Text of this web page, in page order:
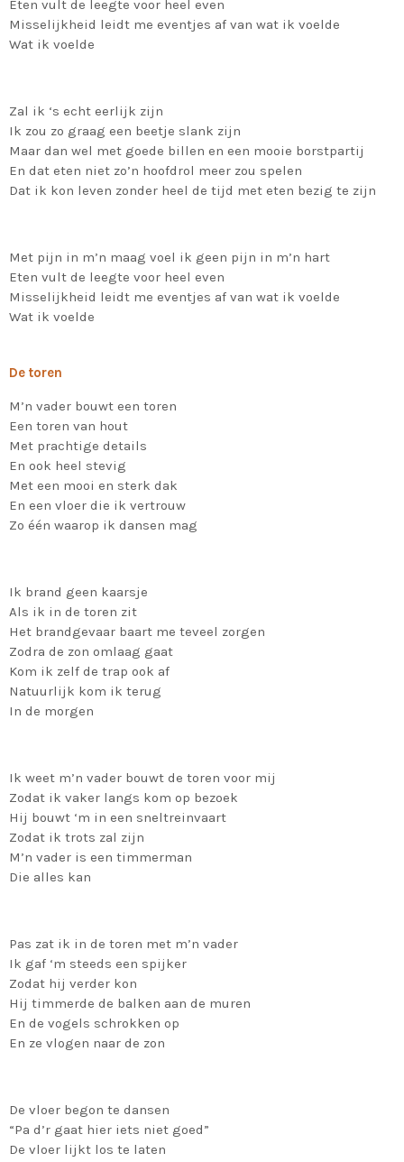
Eten vult de leegte voor heel even
Misselijkheid leidt me eventjes af van wat ik voelde
Wat ik voelde
Zal ik ‘s echt eerlijk zijn
Ik zou zo graag een beetje slank zijn
Maar dan wel met goede billen en een mooie borstpartij
En dat eten niet zo’n hoofdrol meer zou spelen
Dat ik kon leven zonder heel de tijd met eten bezig te zijn
Met pijn in m’n maag voel ik geen pijn in m’n hart
Eten vult de leegte voor heel even
Misselijkheid leidt me eventjes af van wat ik voelde
Wat ik voelde
De toren
M’n vader bouwt een toren
Een toren van hout
Met prachtige details
En ook heel stevig
Met een mooi en sterk dak
En een vloer die ik vertrouw
Zo één waarop ik dansen mag
Ik brand geen kaarsje
Als ik in de toren zit
Het brandgevaar baart me teveel zorgen
Zodra de zon omlaag gaat
Kom ik zelf de trap ook af
Natuurlijk kom ik terug
In de morgen
Ik weet m’n vader bouwt de toren voor mij
Zodat ik vaker langs kom op bezoek
Hij bouwt ‘m in een sneltreinvaart
Zodat ik trots zal zijn
M’n vader is een timmerman
Die alles kan
Pas zat ik in de toren met m’n vader
Ik gaf ‘m steeds een spijker
Zodat hij verder kon
Hij timmerde de balken aan de muren
En de vogels schrokken op
En ze vlogen naar de zon
De vloer begon te dansen
“Pa d’r gaat hier iets niet goed”
De vloer lijkt los te laten